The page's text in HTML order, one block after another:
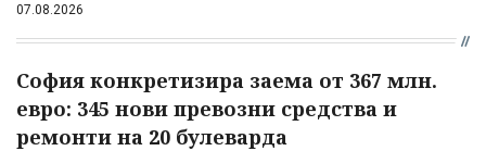
07.08.2026
София конкретизира заема от 367 млн.
евро: 345 нови превозни средства и
ремонти на 20 булеварда